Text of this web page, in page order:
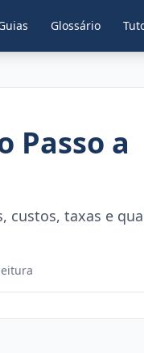
Glossário
Passo a
custos, taxas e